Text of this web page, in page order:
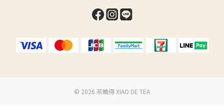
©️ 2026 茶曉得 XIAO DE TEA